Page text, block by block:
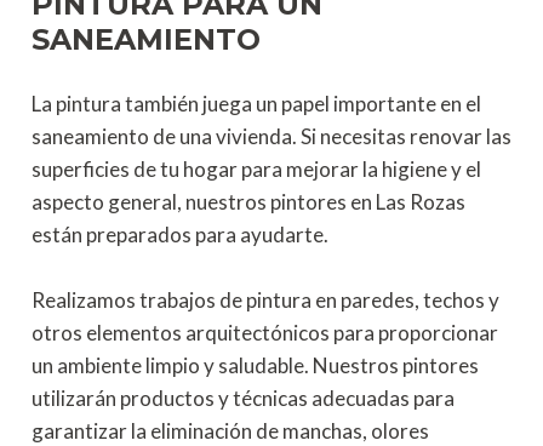
final de calidad.
de tu hogar o solo una parte específica, nuestros
pintores se encargarán de darle vida a tus espacios.
Utilizamos técnicas y materiales adecuados para
cada superficie, asegurando un acabado impecable y
duradero. Nuestro objetivo es hacer realidad tus
SANEAMIENTO
La pintura también juega un papel importante en el
saneamiento de una vivienda. Si necesitas renovar las
superficies de tu hogar para mejorar la higiene y el
aspecto general, nuestros pintores en Las Rozas
están preparados para ayudarte.
Realizamos trabajos de pintura en paredes, techos y
otros elementos arquitectónicos para proporcionar
un ambiente limpio y saludable. Nuestros pintores
utilizarán productos y técnicas adecuadas para
garantizar la eliminación de manchas, olores